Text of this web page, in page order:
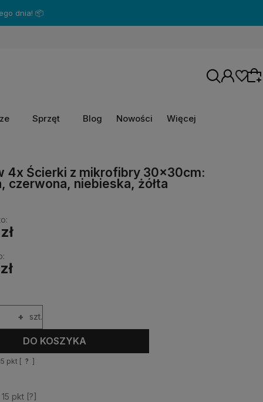
dnia! 📦
Wybierz coś dla siebie z naszej aktualnej
oferty lub zaloguj się, aby przywrócić dodane
produkty do listy z poprzedniej sesji.
Sprzęt Blog Nowości Więcej
4x Ścierki z mikrofibry 30x30cm:
czerwona, niebieska, żółta
+ szt.
DO KOSZYKA
pkt [ ? ]
15 pkt [?]